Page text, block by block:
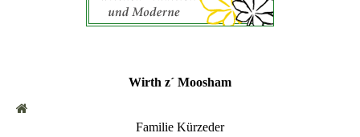
Wirth z´ Moosham
Familie Kürzeder